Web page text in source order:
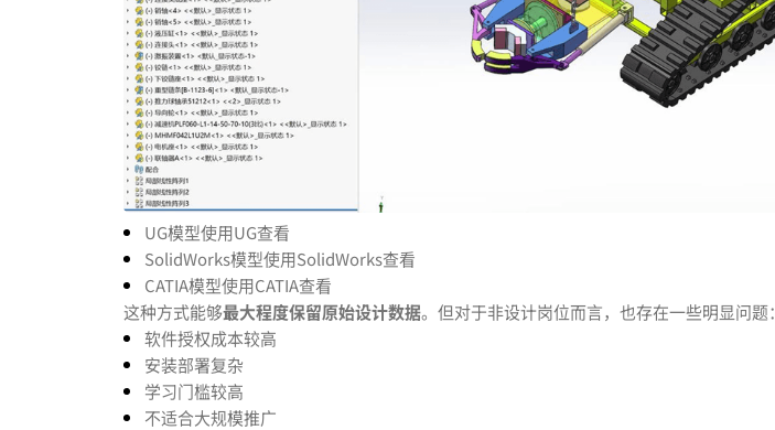
UG模型使用UG查看
SolidWorks模型使用SolidWorks查看
CATIA模型使用CATIA查看
这种方式能够最大程度保留原始设计数据。但对于非设计岗位而言，也存在一些明显问题：
软件授权成本较高
安装部署复杂
学习门槛较高
不适合大规模推广